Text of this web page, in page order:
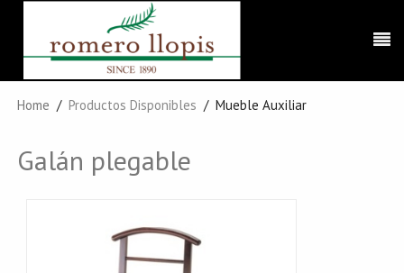
Home Productos Disponibles Mueble Auxiliar
Galán plegable